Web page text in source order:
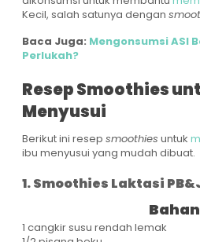
Kecil, salah satunya dengan
Baca Juga: Mengonsumsi ASI
Perlukah?
Resep Smoothies
Menyusui
Berikut ini resep smoothies untuk
ibu menyusui yang mudah dibuat.
1. Smoothies Laktasi
1 cangkir susu rendah lemak